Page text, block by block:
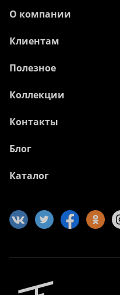
О компании
Клиентам
Полезное
Коллекции
Контакты
Блог
Каталог